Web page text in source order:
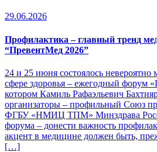
29.06.2026
Профилактика – главный тренд
“ПревентМед 2026”
24 и 25 июня состоялось невероятно
сфере здоровья – ежегодный форум
котором Камиль Рафаэльевич
организаторы – профильный Союз
ФГБУ «НМИЦ ТПМ» Минздрава
форума – донести важность
акцент в медицине должен быть,
[…]